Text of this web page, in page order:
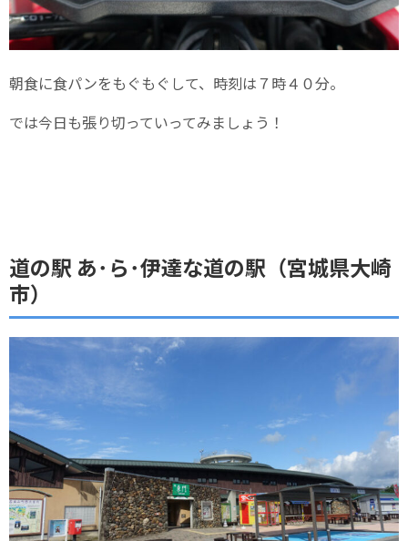
朝食に食パンをもぐもぐして、時刻は７時４０分。
では今日も張り切っていってみましょう！
道の駅 あ･ら･伊達な道の駅（宮城県大崎
市）